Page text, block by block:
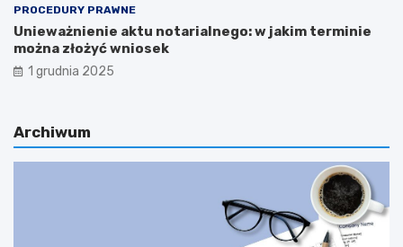
PROCEDURY PRAWNE
Unieważnienie aktu notarialnego: w jakim terminie
można złożyć wniosek
1 grudnia 2025
Archiwum